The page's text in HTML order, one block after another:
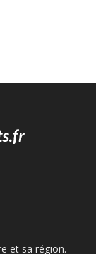
et sa région.